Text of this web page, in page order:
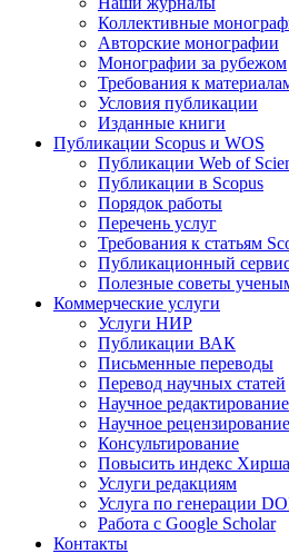
Коллективные
Авторские монографии
Монографии за рубежом
Требования к
Условия публикации
Изданные книги
Публикации Scopus и WOS
Публикации Web of
Публикации в Scopus
Порядок работы
Перечень услуг
Требования к статьям
Публикационный
Полезные советы
Коммерческие услуги
Услуги НИР
Публикации ВАК
Письменные переводы
Перевод научных статей
Научное редактирование
Научное рецензирование
Консультирование
Повысить индекс Хирша
Услуги редакциям
Услуга по генерации
Работа с Google Scholar
Контакты